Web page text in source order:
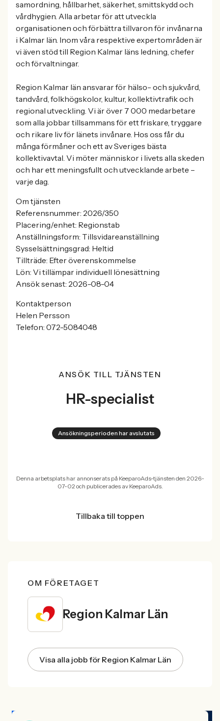
samordning, hållbarhet, säkerhet, smittskydd och
vårdhygien. Alla arbetar för att utveckla
organisationen och förbättra tillvaron för invånarna
i Kalmar län. Inom våra respektive expertområden är
vi även stöd till Region Kalmar läns ledning, chefer
och förvaltningar.
Region Kalmar län ansvarar för hälso- och sjukvård,
tandvård, folkhögskolor, kultur, kollektivtrafik och
regional utveckling. Vi är över 7 000 medarbetare
som alla jobbar tillsammans för ett friskare, tryggare
och rikare liv för länets invånare. Hos oss får du
många förmåner och ett av Sveriges bästa
kollektivavtal. Vi möter människor i livets alla skeden
och har ett meningsfullt och utvecklande arbete –
varje dag.
Om tjänsten
Referensnummer: 2026/350
Placering/enhet: Regionstab
Anställningsform: Tillsvidareanställning
Sysselsättningsgrad: Heltid
Tillträde: Efter överenskommelse
Lön: Vi tillämpar individuell lönesättning
Ansök senast: 2026-08-04
Kontaktperson
Helen Persson
Telefon: 072-5084048
ANSÖK TILL TJÄNSTEN
HR-specialist
Ansökningsperioden har avslutats
Denna arbetsplats har annonserats på KeeparoAds-tjänsten den 2026-
07-02 och publicerades av KeeparoAds.
Tillbaka till toppen
OM FÖRETAGET
Region Kalmar Län
Visa alla jobb för Region Kalmar Län